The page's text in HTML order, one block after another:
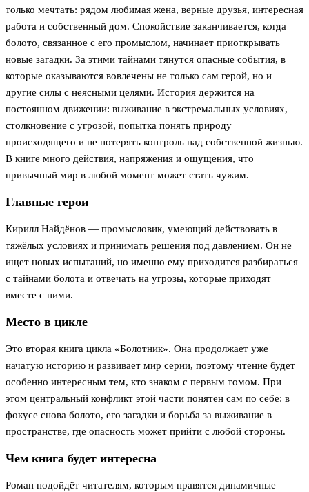
только мечтать: рядом любимая жена, верные друзья, интересная
работа и собственный дом. Спокойствие заканчивается, когда
болото, связанное с его промыслом, начинает приоткрывать
новые загадки. За этими тайнами тянутся опасные события, в
которые оказываются вовлечены не только сам герой, но и
другие силы с неясными целями. История держится на
постоянном движении: выживание в экстремальных условиях,
столкновение с угрозой, попытка понять природу
происходящего и не потерять контроль над собственной жизнью.
В книге много действия, напряжения и ощущения, что
привычный мир в любой момент может стать чужим.
Главные герои
Кирилл Найдёнов — промысловик, умеющий действовать в
тяжёлых условиях и принимать решения под давлением. Он не
ищет новых испытаний, но именно ему приходится разбираться
с тайнами болота и отвечать на угрозы, которые приходят
вместе с ними.
Место в цикле
Это вторая книга цикла «Болотник». Она продолжает уже
начатую историю и развивает мир серии, поэтому чтение будет
особенно интересным тем, кто знаком с первым томом. При
этом центральный конфликт этой части понятен сам по себе: в
фокусе снова болото, его загадки и борьба за выживание в
пространстве, где опасность может прийти с любой стороны.
Чем книга будет интересна
Роман подойдёт читателям, которым нравятся динамичные